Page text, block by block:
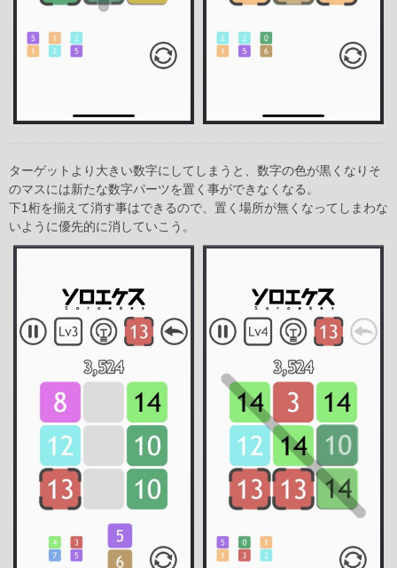
ターゲットより大きい数字にしてしまうと、数字の色が黒くなりそ
のマスには新たな数字パーツを置く事ができなくなる。
下1桁を揃えて消す事はできるので、置く場所が無くなってしまわな
いように優先的に消していこう。